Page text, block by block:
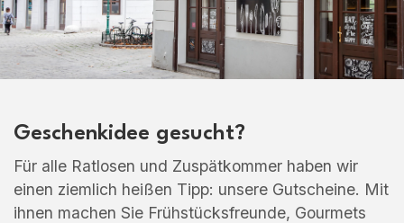
Geschenkidee gesucht?
Für alle Ratlosen und Zuspätkommer haben wir
einen ziemlich heißen Tipp: unsere Gutscheine. Mit
ihnen machen Sie Frühstücksfreunde, Gourmets